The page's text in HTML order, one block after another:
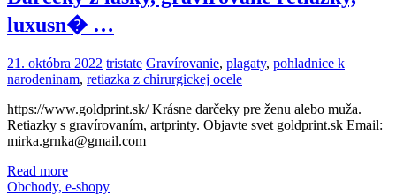
luxusn� …
21. októbra 2022 tristate Gravírovanie, plagaty, pohladnice k
narodeninam, retiazka z chirurgickej ocele
https://www.goldprint.sk/ Krásne darčeky pre ženu alebo muža.
Retiazky s gravírovaním, artprinty. Objavte svet goldprint.sk Email:
mirka.grnka@gmail.com
Read more
Obchody, e-shopy